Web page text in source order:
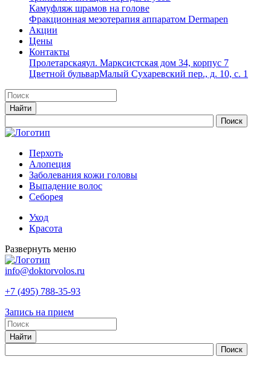
Камуфляж шрамов на голове
Фракционная мезотерапия аппаратом Dermapen
Акции
Цены
Контакты
Пролетарскаяул. Марксистская дом 34, корпус 7
Цветной бульварМалый Сухаревский пер., д. 10, с. 1
Перхоть
Алопеция
Заболевания кожи головы
Выпадение волос
Cеборея
Уход
Красота
Развернуть меню
info@doktorvolos.ru
+7 (495) 788-35-93
Запись на прием